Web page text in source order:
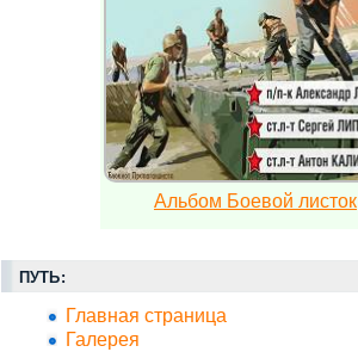
Альбом Боевой листок
ПУТЬ:
Главная страница
Галерея